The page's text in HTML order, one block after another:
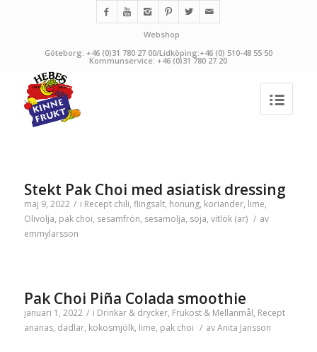
Webshop
Göteborg: +46 (0)31 780 27 00/Lidköping:+46 (0) 510-48 55 50
Kommunservice: +46 (0)31 780 27 20
Stekt Pak Choi med asiatisk dressing
maj 9, 2022 / i Recept chili, flingsalt, honung, koriander, lime,
Olivolja, pak choi, sesamfrön, sesamolja, soja, vitlök (ar) / av
emmylarsson
Pak Choi Piña Colada smoothie
januari 1, 2022 / i Drinkar & drycker, Frukost & Mellanmål, Recept
ananas, dadlar, kokosmjölk, lime, pak choi / avAnita Jansson